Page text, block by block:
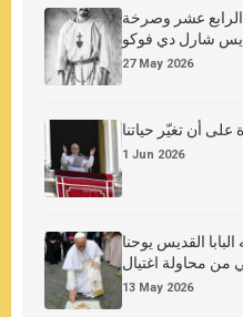
الرابع عشر وصرخة
شارل دي فوكو
27 May 2026
على أن تغيّر حياتنا
1 Jun 2026
القديس يوحنا
من محاولة اغتيال
13 May 2026